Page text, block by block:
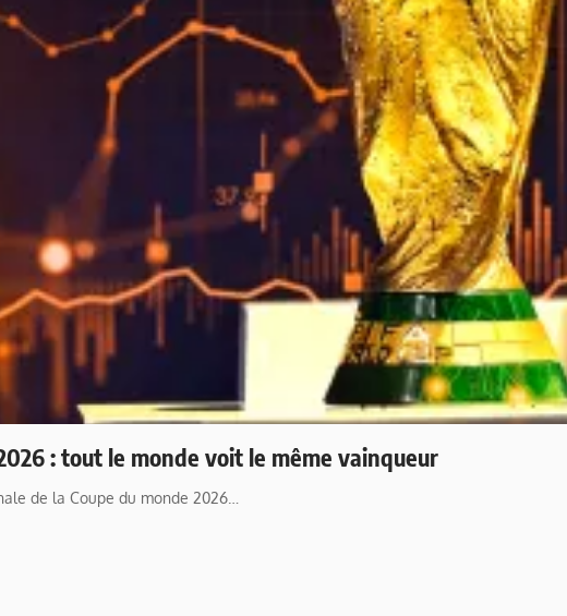
: tout le monde voit le même vainqueur
de la Coupe du monde 2026…